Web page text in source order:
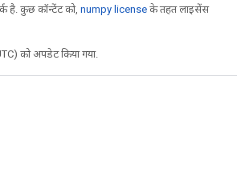
है. कुछ कॉन्टेंट को, numpy license के तहत लाइसेंस
को अपडेट किया गया.